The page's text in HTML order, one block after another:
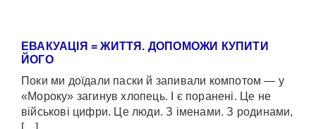
ЕВАКУАЦІЯ = ЖИТТЯ. ДОПОМОЖИ КУПИТИ
ЙОГО
Поки ми доїдали паски й запивали компотом — у
«Мороку» загинув хлопець. І є поранені. Це не
військові цифри. Це люди. З іменами. З родинами,